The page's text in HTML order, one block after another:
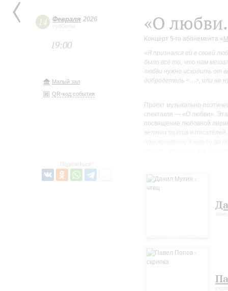
14 Февраля 2026
суббота
19:00
Малый зал
QR-код события
Поделиться:
«О
Концерт 5-го абонемента «
«Я признался ей в своей
было всё то, что нам
любви нужно исходить от
добродетель <…>, или не
Проект музыкально-
спектакля — «О любви».
посвящение любовной
великих поэтов и
В программе —
Л. Борхеса, Д.
И. Брамса, Э. Элгара, Ф.
специально написанные